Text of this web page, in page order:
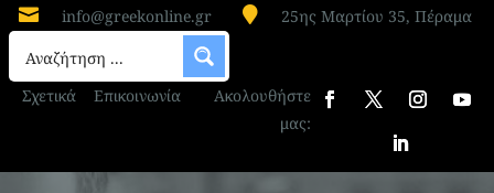
 info@greekonline.gr  25ης Μαρτίου 35, Πέραμα
Σχετικά Επικοινωνία
Ακολουθήστε
μας: